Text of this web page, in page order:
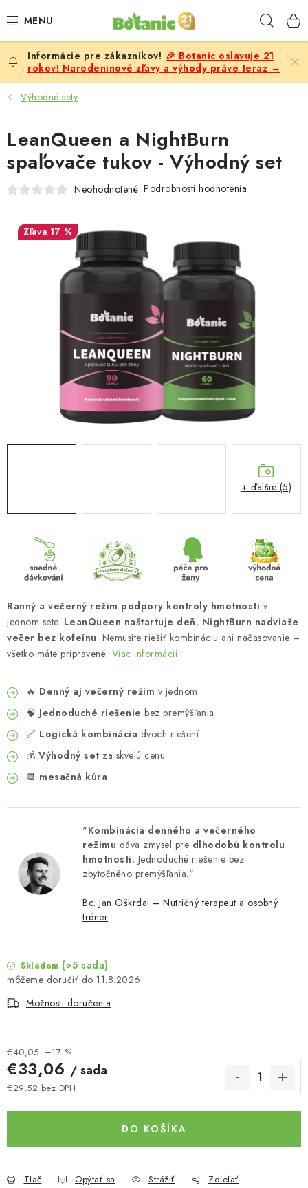
na
PREMIUM
DOPLNKY STRAVY
POTRAVINY A NÁPOJE
ZLOŽKY
DOVOLENKA
Doprava a platba Recenzie
Vernostný program
Prečo Botanic?
Kontakty
🎉 Botanic oslavuje 21
rokov! Narodeninové zľavy a výhody práve teraz →
Výhodné sety
Ranný a večerný režim podpory kontroly hmotnosti v
jednom sete. LeanQueen naštartuje deň, NightBurn nadviaže
večer bez kofeínu. Nemusíte riešiť kombináciu ani načasovanie –
všetko máte pripravené. Viac informácií
🔥 Denný aj večerný režim v jednom
🧠 Jednoduché riešenie bez premýšľania
🔗 Logická kombinácia dvoch riešení
💰 Výhodný set za skvelú cenu
📆 mesačná kúra
"Kombinácia denného a večerného
režimu dáva zmysel pre dlhodobú kontrolu
hmotnosti. Jednoduché riešenie bez
zbytočného premýšľania."
Bc. Jan Oškrdal – Nutričný terapeut a osobný
tréner
Skladom (>5 sada)
11.8.2026
Možnosti doručenia
€40,05 –17 %
€33,06 / sada
€29,52 bez DPH
DO KOŠÍKA
Tlač Opýtať sa Strážiť Zdieľať
LeanQueen a NightBurn
spaľovače tukov - Výhodný set
Neohodnotené Podrobnosti hodnotenia
17 %
+ ďalšie (5)